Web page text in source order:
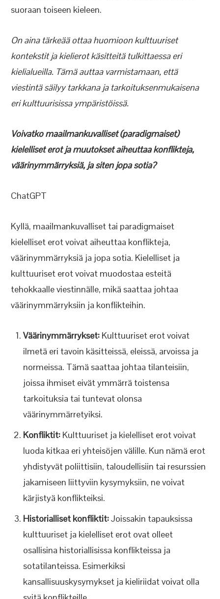
suoraan toiseen kieleen.
On aina tärkeää ottaa huomioon kulttuuriset
kontekstit ja kielierot käsitteitä tulkittaessa eri
kielialueilla. Tämä auttaa varmistamaan, että
viestintä säilyy tarkkana ja tarkoituksenmukaisena
eri kulttuurisissa ympäristöissä.
Voivatko maailmankuvalliset (paradigmaiset)
kielelliset erot ja muutokset aiheuttaa konflikteja,
väärinymmärryksiä, ja siten jopa sotia?
ChatGPT
Kyllä, maailmankuvalliset tai paradigmaiset
kielelliset erot voivat aiheuttaa konflikteja,
väärinymmärryksiä ja jopa sotia. Kielelliset ja
kulttuuriset erot voivat muodostaa esteitä
tehokkaalle viestinnälle, mikä saattaa johtaa
väärinymmärryksiin ja konflikteihin.
Väärinymmärrykset: Kulttuuriset erot voivat
ilmetä eri tavoin käsitteissä, eleissä, arvoissa ja
normeissa. Tämä saattaa johtaa tilanteisiin,
joissa ihmiset eivät ymmärrä toistensa
tarkoituksia tai tuntevat olonsa
väärinymmärretyiksi.
Konfliktit: Kulttuuriset ja kielelliset erot voivat
luoda kitkaa eri yhteisöjen välille. Kun nämä erot
yhdistyvät poliittisiin, taloudellisiin tai resurssien
jakamiseen liittyviin kysymyksiin, ne voivat
kärjistyä konflikteiksi.
Historialliset konfliktit:Joissakin tapauksissa
kulttuuriset ja kielelliset erot ovat olleet
osallisina historiallisissa konflikteissa ja
sotatilanteissa. Esimerkiksi
kansallisuuskysymykset ja kieliriidat voivat olla